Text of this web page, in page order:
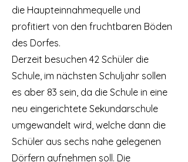
die Haupteinnahmequelle und
profitiert von den fruchtbaren Böden
des Dorfes.
Derzeit besuchen 42 Schüler die
Schule, im nächsten Schuljahr sollen
es aber 83 sein, da die Schule in eine
neu eingerichtete Sekundarschule
umgewandelt wird, welche dann die
Schüler aus sechs nahe gelegenen
Dörfern aufnehmen soll. Die